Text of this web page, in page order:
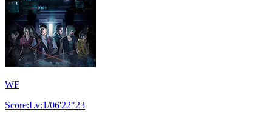
WF
Score:Lv:1/06'22"23